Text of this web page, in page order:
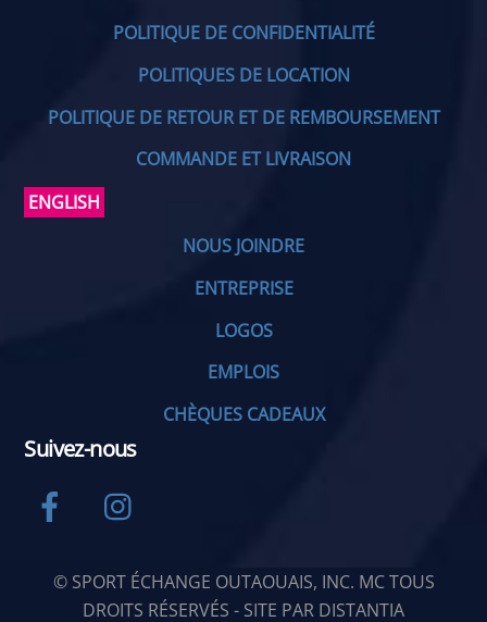
POLITIQUE DE CONFIDENTIALITÉ
POLITIQUES DE LOCATION
POLITIQUE DE RETOUR ET DE REMBOURSEMENT
COMMANDE ET LIVRAISON
ENGLISH
NOUS JOINDRE
ENTREPRISE
LOGOS
EMPLOIS
CHÈQUES CADEAUX
Suivez-nous
Facebook
© SPORT ÉCHANGE OUTAOUAIS, INC. MC TOUS
DROITS RÉSERVÉS - SITE PAR DISTANTIA